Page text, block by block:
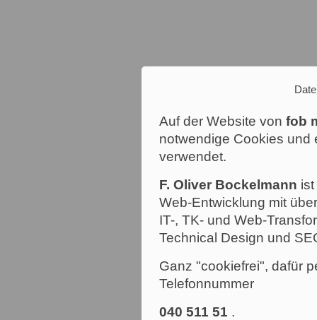
Auf der Website von fob
notwendige Cookies und
verwendet.
F. Oliver Bockelmann
Web-Entwicklung mit
IT-, TK- und Web-
Technical Design und
Ganz "cookiefrei", dafür
Telefonnummer
040 511 51 .